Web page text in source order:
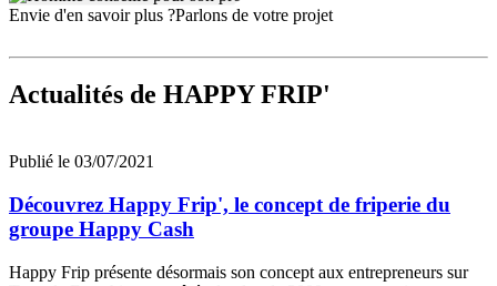
Envie d'en savoir plus ?Parlons de votre projet
Actualités de HAPPY FRIP'
Publié le 03/07/2021
Découvrez Happy Frip', le concept de friperie du
groupe Happy Cash
Happy Frip présente désormais son concept aux entrepreneurs sur